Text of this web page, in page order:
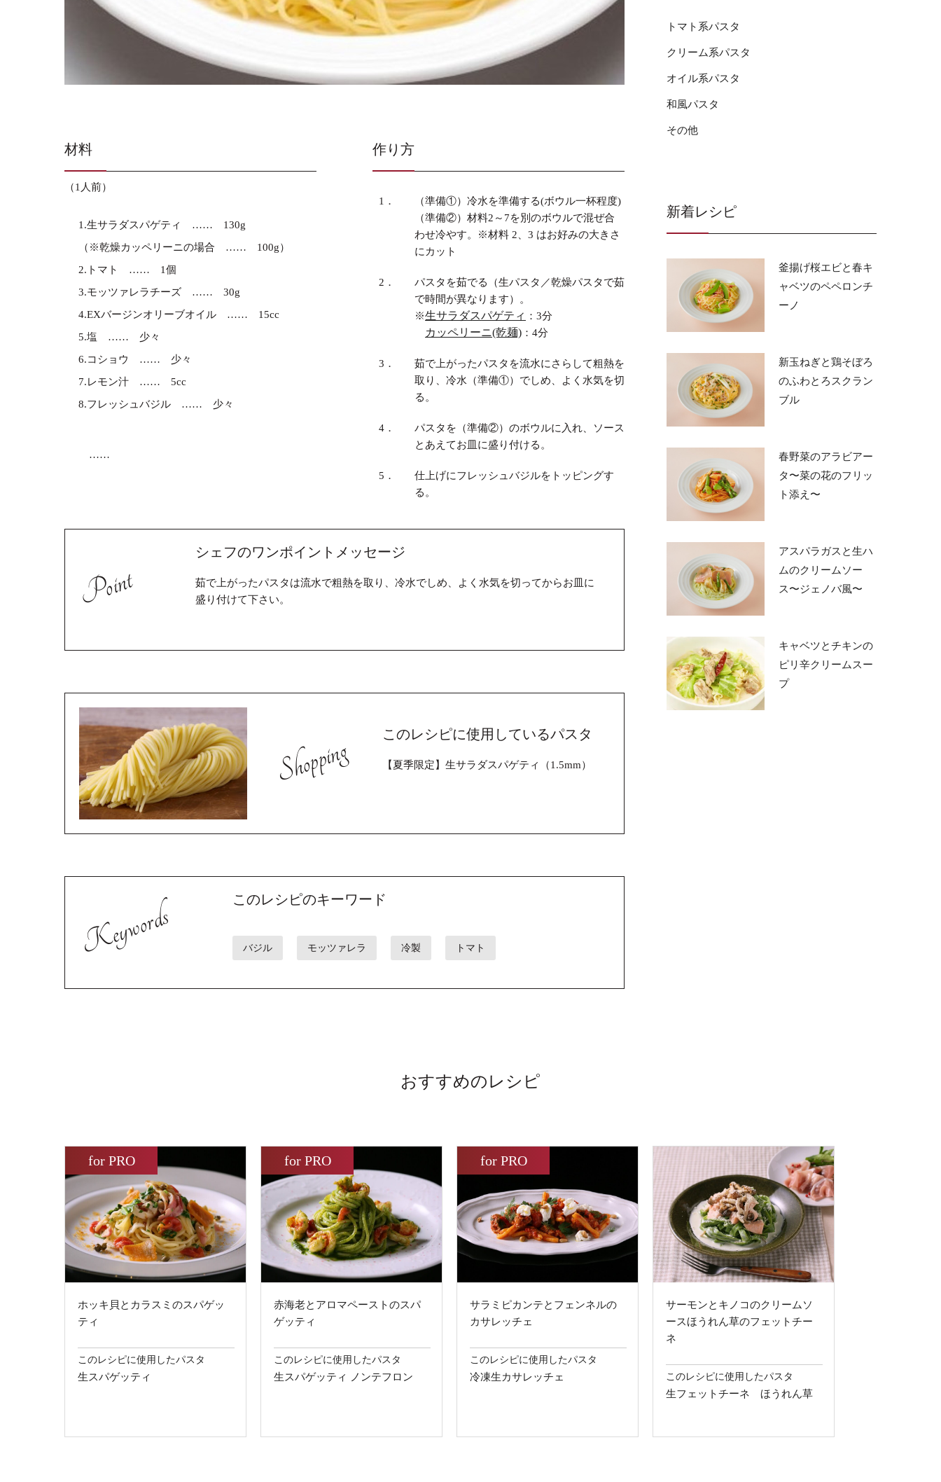
材料
（1人前）
1.生サラダスパゲティ
130g
（※乾燥カッペリーニの場合
100g）
2.トマト
1個
3.モッツァレラチーズ
30g
4.EXバージンオリーブオイル
15cc
5.塩
少々
6.コショウ
少々
7.レモン汁
5cc
8.フレッシュバジル
少々
作り方
1．
（準備①）冷水を準備する(ボウル一杯程度)
（準備②）材料2～7を別のボウルで混ぜ合
わせ冷やす。※材料 2、3 はお好みの大きさ
にカット
2．
パスタを茹でる（生パスタ／乾燥パスタで茹
で時間が異なります）。
※生サラダスパゲティ ：3分
カッペリーニ(乾麺) ：4分
3．
茹で上がったパスタを流水にさらして粗熱を
取り、冷水（準備①）でしめ、よく水気を切
る。
4．
パスタを（準備②）のボウルに入れ、ソース
とあえてお皿に盛り付ける。
5．
仕上げにフレッシュバジルをトッピングす
る。
Point
シェフのワンポイントメッセージ
茹で上がったパスタは流水で粗熱を取り、冷水でしめ、よく水気を切ってからお皿に
盛り付けて下さい。
Shopping このレシピに使用しているパスタ
【夏季限定】生サラダスパゲティ（1.5mm）
Keywords このレシピのキーワード
バジル モッツァレラ 冷製 トマト
トマト系パスタ
クリーム系パスタ
オイル系パスタ
和風パスタ
その他
新着レシピ
釜揚げ桜エビと春キ
ャベツのペペロンチ
ーノ
新玉ねぎと鶏そぼろ
のふわとろスクラン
ブル
春野菜のアラビアー
タ〜菜の花のフリッ
ト添え〜
アスパラガスと生ハ
ムのクリームソー
ス〜ジェノバ風〜
キャベツとチキンの
ピリ辛クリームスー
プ
おすすめのレシピ
for PRO
ホッキ貝とカラスミのスパゲッ
ティ
このレシピに使用したパスタ
生スパゲッティ
for PRO
赤海老とアロマペーストのスパ
ゲッティ
このレシピに使用したパスタ
生スパゲッティ ノンテフロン
for PRO
サラミピカンテとフェンネルの
カサレッチェ
このレシピに使用したパスタ
冷凍生カサレッチェ
サーモンとキノコのクリームソ
ースほうれん草のフェットチー
ネ
このレシピに使用したパスタ
生フェットチーネ ほうれん草